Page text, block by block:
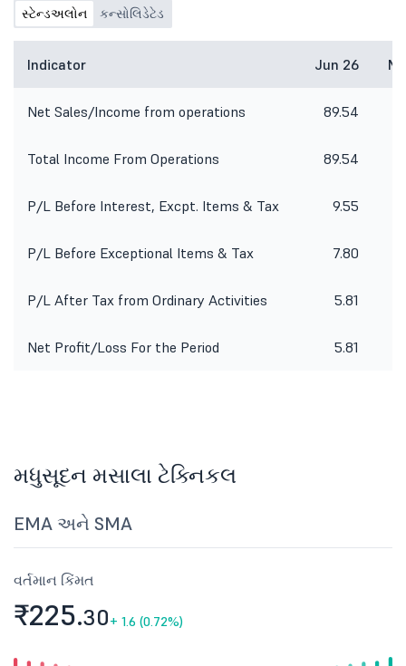
સ્ટેન્ડઅલોન કન્સોલિડેટેડ
Indicator Jun 26
Net Sales/Income from operations 89.54
Total Income From Operations 89.54
P/L Before Interest, Excpt. Items & Tax 9.55
P/L Before Exceptional Items & Tax 7.80
P/L After Tax from Ordinary Activities 5.81
Net Profit/Loss For the Period 5.81
મધુસૂદન મસાલા ટેક્નિકલ
EMA અને SMA
વર્તમાન કિંમત
₹225.30+ 1.6 (0.72%)